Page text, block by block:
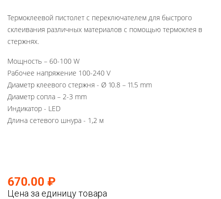
Термоклеевой пистолет с переключателем для быстрого
склеивания различных материалов с помощью термоклея в
стержнях.
Мощность – 60-100 W
Рабочее напряжение 100-240 V
Диаметр клеевого стержня - Ø 10.8 – 11.5 mm
Диаметр сопла – 2-3 mm
Индикатор - LED
Длина сетевого шнура - 1,2 м
670.00 ₽
Цена за единицу товара